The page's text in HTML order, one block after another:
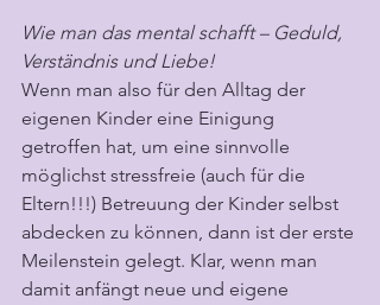
Wie man das mental schafft – Geduld,
Verständnis und Liebe!
Wenn man also für den Alltag der
eigenen Kinder eine Einigung
getroffen hat, um eine sinnvolle
möglichst stressfreie (auch für die
Eltern!!!) Betreuung der Kinder selbst
abdecken zu können, dann ist der erste
Meilenstein gelegt. Klar, wenn man
damit anfängt neue und eigene